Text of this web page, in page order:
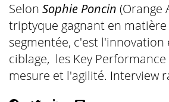
Selon Sophie Poncin (Orange
triptyque gagnant en
segmentée, c'est l'innovation
ciblage, les Key
mesure et l'agilité. Interview